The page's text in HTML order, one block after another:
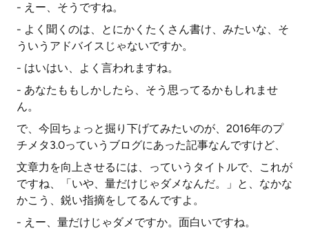
- えー、そうですね。
- よく聞くのは、とにかくたくさん書け、みたいな、そ
ういうアドバイスじゃないですか。
- はいはい、よく言われますね。
- あなたももしかしたら、そう思ってるかもしれませ
ん。
で、今回ちょっと掘り下げてみたいのが、2016年のプ
チメタ3.0っていうブログにあった記事なんですけど、
文章力を向上させるには、っていうタイトルで、これが
ですね、「いや、量だけじゃダメなんだ。」と、なかな
かこう、鋭い指摘をしてるんですよ。
- えー、量だけじゃダメですか。面白いですね。